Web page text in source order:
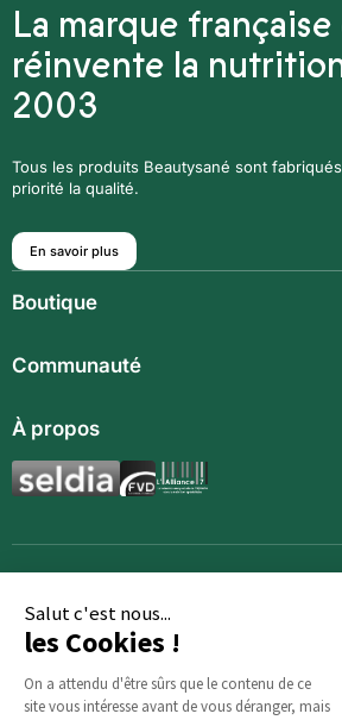
Salut c'est nous...
les Cookies !
On a attendu d'être sûrs que le contenu de ce
site vous intéresse avant de vous déranger, mais
La marque
réinvente la
2003
Tous les produits Beautysané sont
priorité la qualité.
En savoir plus
Boutique
Compléments alimentaires
Boissons techniques
Communauté
Communauté
Magazine
À propos
Qui sommes-nous ?
Opportunités
Inscription